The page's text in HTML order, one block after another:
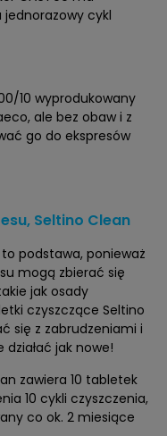
cykl
10 wyprodukowany
ale bez obaw i z
go do ekspresów
Seltino Clean
podstawa, ponieważ
mogą zbierać się
jak osady
czyszczące Seltino
się z zabrudzeniami i
działać jak nowe!
zawiera 10 tabletek
10 cykli czyszczenia,
co ok. 2 miesiące